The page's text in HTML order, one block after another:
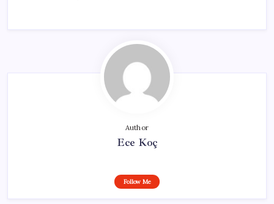
Author
Ece Koç
Follow Me